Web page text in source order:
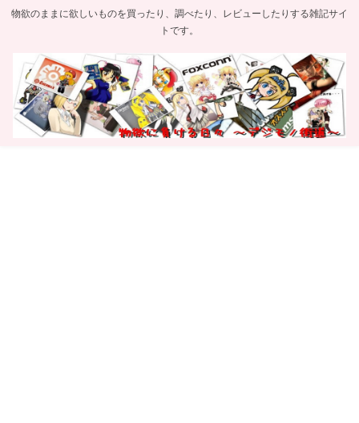
物欲のままに欲しいものを買ったり、調べたり、レビューしたりする雑記サイ
トです。